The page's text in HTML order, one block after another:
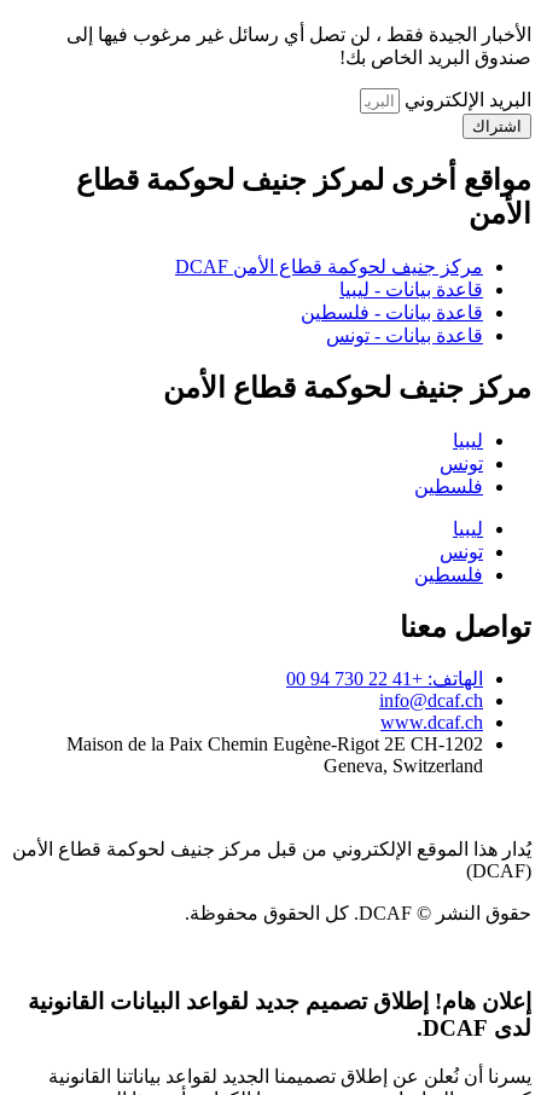
الأخبار الجيدة فقط ، لن تصل أي رسائل غير مرغوب فيها إلى
صندوق البريد الخاص بك!
البريد الإلكتروني
اشتراك
مواقع أخرى لمركز جنيف لحوكمة قطاع
الأمن
مركز جنيف لحوكمة قطاع الأمن DCAF
قاعدة بيانات - ليبيا
قاعدة بيانات - فلسطين
قاعدة بيانات - تونس
مركز جنيف لحوكمة قطاع الأمن
ليبيا
تونس
فلسطين
ليبيا
تونس
فلسطين
تواصل معنا
الهاتف: +41 22 730 94 00
info@dcaf.ch
www.dcaf.ch
Maison de la Paix Chemin Eugène-Rigot 2E CH-1202
Geneva, Switzerland
يُدار هذا الموقع الإلكتروني من قبل مركز جنيف لحوكمة قطاع الأمن
(DCAF)
حقوق النشر © DCAF. كل الحقوق محفوظة.
إعلان هام! إطلاق تصميم جديد لقواعد البيانات القانونية
لدى DCAF.
يسرنا أن نُعلن عن إطلاق تصميمنا الجديد لقواعد بياناتنا القانونية